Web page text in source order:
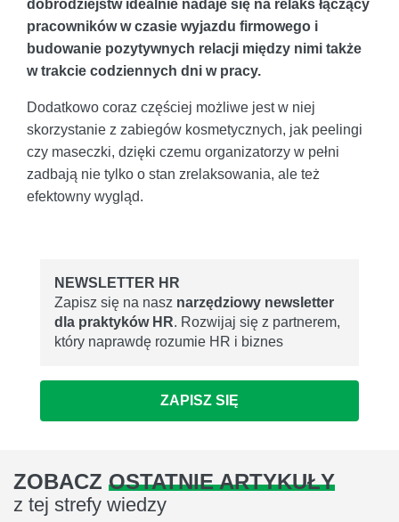
dobrodziejstw idealnie nadaje się na relaks łączący
pracowników w czasie wyjazdu firmowego i
budowanie pozytywnych relacji między nimi także
w trakcie codziennych dni w pracy.
Dodatkowo coraz częściej możliwe jest w niej
skorzystanie z zabiegów kosmetycznych, jak peelingi
czy maseczki, dzięki czemu organizatorzy w pełni
zadbają nie tylko o stan zrelaksowania, ale też
efektowny wygląd.
NEWSLETTER HR
Zapisz się na nasz narzędziowy newsletter
dla praktyków HR. Rozwijaj się z partnerem,
który naprawdę rozumie HR i biznes
ZAPISZ SIĘ
ZOBACZ OSTATNIE ARTYKUŁY
z tej strefy wiedzy